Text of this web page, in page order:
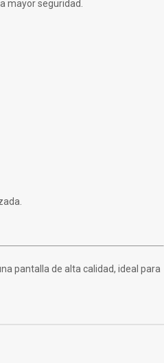
mayor seguridad.
pantalla de alta calidad, ideal para